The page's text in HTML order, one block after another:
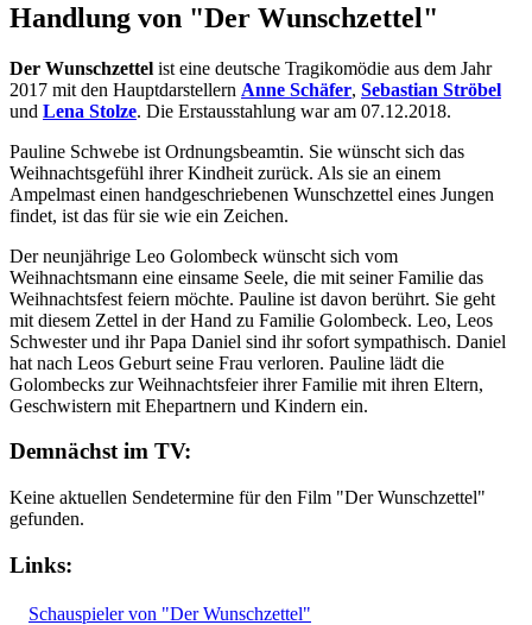
Handlung von "Der Wunschzettel"
Der Wunschzettel ist eine deutsche Tragikomödie aus dem Jahr
2017 mit den Hauptdarstellern Anne Schäfer, Sebastian Ströbel
und Lena Stolze. Die Erstausstahlung war am 07.12.2018.
Pauline Schwebe ist Ordnungsbeamtin. Sie wünscht sich das
Weihnachtsgefühl ihrer Kindheit zurück. Als sie an einem
Ampelmast einen handgeschriebenen Wunschzettel eines Jungen
findet, ist das für sie wie ein Zeichen.
Der neunjährige Leo Golombeck wünscht sich vom
Weihnachtsmann eine einsame Seele, die mit seiner Familie das
Weihnachtsfest feiern möchte. Pauline ist davon berührt. Sie geht
mit diesem Zettel in der Hand zu Familie Golombeck. Leo, Leos
Schwester und ihr Papa Daniel sind ihr sofort sympathisch. Daniel
hat nach Leos Geburt seine Frau verloren. Pauline lädt die
Golombecks zur Weihnachtsfeier ihrer Familie mit ihren Eltern,
Geschwistern mit Ehepartnern und Kindern ein.
Demnächst im TV:
Keine aktuellen Sendetermine für den Film "Der Wunschzettel"
gefunden.
Links:
Schauspieler von "Der Wunschzettel"